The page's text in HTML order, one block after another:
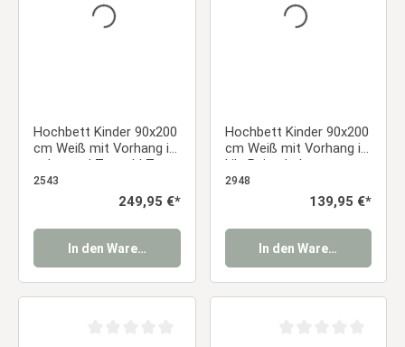
Hochbett Kinder 90x200
cm Weiß mit Vorhang in
schwarz | Tunnel | Turm
| Rutsche | mit
Lattenrost | Pirat |
2543
Regulärer Preis:
249,95 €*
In den Warenkorb
Hochbett Kinder 90x200
cm Weiß mit Vorhang in
Lila Beige | ohne
Lattenrost
2948
Regulärer Preis:
139,95 €*
In den Warenkorb